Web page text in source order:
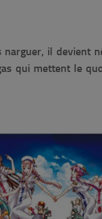
il devient
qui mettent le